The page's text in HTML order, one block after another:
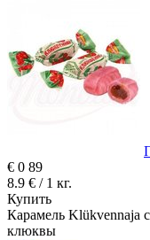
€ 0 89
8.9 € / 1 кг.
Купить
Карамель Klükvennaja
клюквы